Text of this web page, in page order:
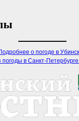
о погоде в
погоды в Санкт-